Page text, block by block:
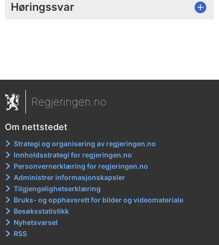
Høringssvar
Regjeringen.no
Om nettstedet
Strategi og organisering av regjeringen.no
Innholdsstrategi for regjeringen.no
Personvernerklæring for regjeringen.no
Administrer informasjonskapsler
Tilgjengelighetserklæring
Bruks- og opphavsrett for bilder og videomateriale
Besøksstatistikk
Nyhetsvarsel
RSS